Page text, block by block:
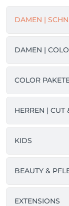
DAMEN |
DAMEN |
COLOR
HERREN | CUT
KIDS
BEAUTY &
EXTENSIONS